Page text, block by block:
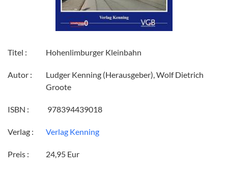
Titel : Hohenlimburger Kleinbahn
Autor :
Ludger Kenning (Herausgeber), Wolf Dietrich
Groote
ISBN : ‎ 978394439018
Verlag : Verlag Kenning
Preis : 24,95 Eur